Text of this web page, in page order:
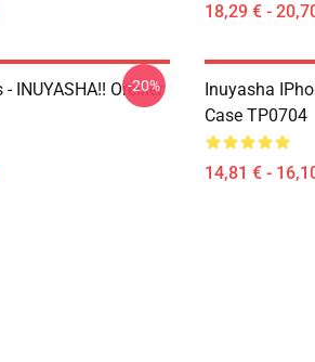
18,29 € -
INUYASHA!! Oreiller
-20%
Inuyasha
Case TP0704
14,81 € -